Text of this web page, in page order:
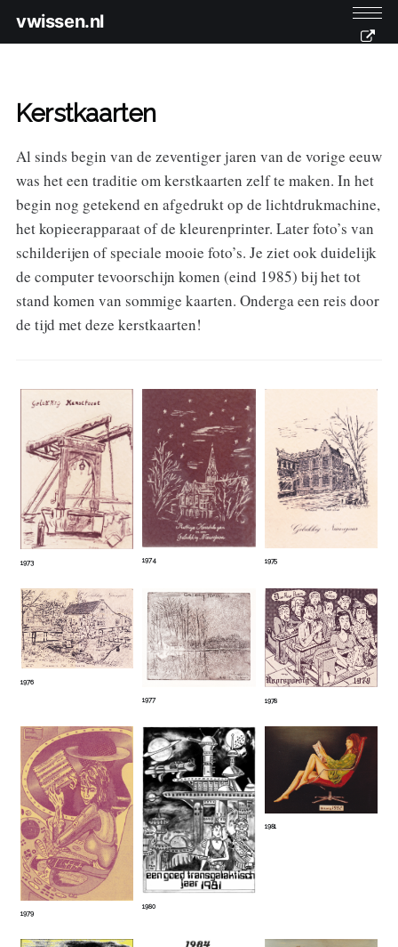
vwissen.nl
Kerstkaarten
Al sinds begin van de zeventiger jaren van de vorige eeuw
was het een traditie om kerstkaarten zelf te maken. In het
begin nog getekend en afgedrukt op de lichtdrukmachine,
het kopieerapparaat of de kleurenprinter. Later foto’s van
schilderijen of speciale mooie foto’s. Je ziet ook duidelijk
de computer tevoorschijn komen (eind 1985) bij het tot
stand komen van sommige kaarten. Onderga een reis door
de tijd met deze kerstkaarten!
1973 1974 1975
1976
1977 1978
1979
1980
1981